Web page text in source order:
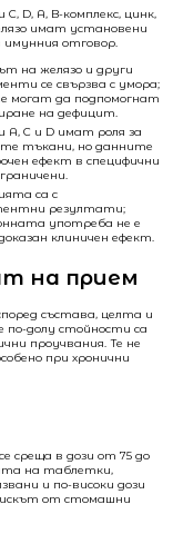
D, A, B-комплекс, цинк,
имат установени
имунния отговор.
на желязо и други
се свързва с умора;
могат да подпомогнат
на дефицит.
C и D имат роля за
тъкани, но данните
ефект в специфични
са с
резултати;
употреба не е
клиничен ефект.
на прием
състава, целта и
долу стойности са
проучвания. Те не
при хронични
среща в дози от 75 до
на таблетки,
и по-високи дози
от стомашни